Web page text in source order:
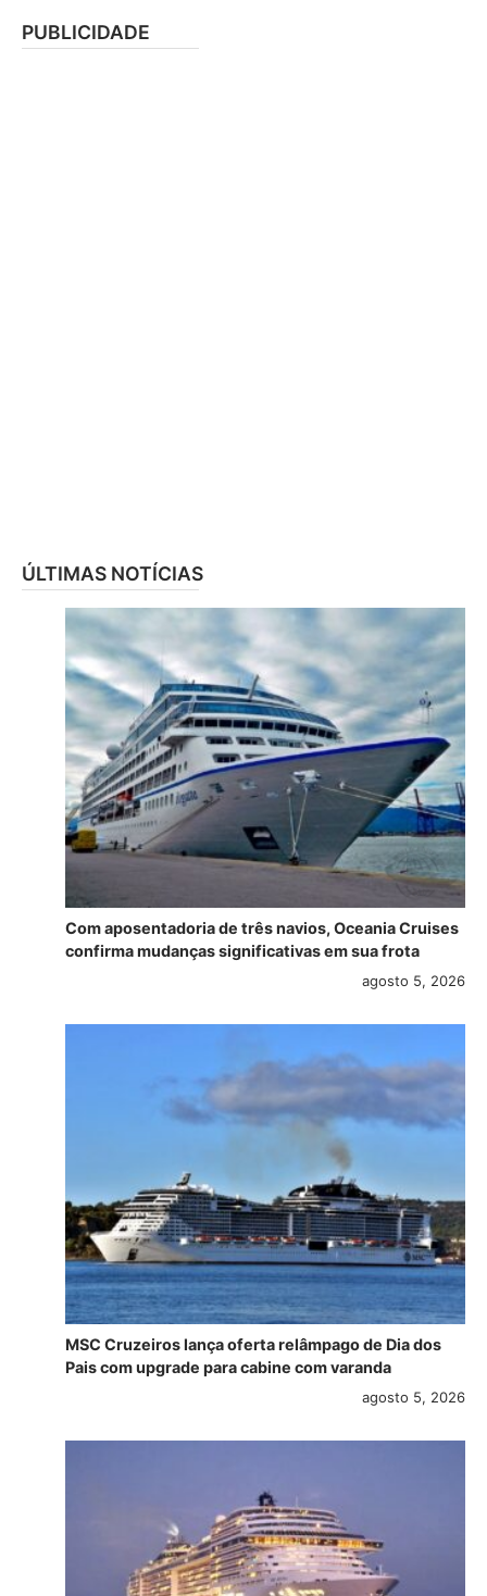
PUBLICIDADE
ÚLTIMAS NOTÍCIAS
Com aposentadoria de três navios, Oceania Cruises
confirma mudanças significativas em sua frota
agosto 5, 2026
MSC Cruzeiros lança oferta relâmpago de Dia dos
Pais com upgrade para cabine com varanda
agosto 5, 2026